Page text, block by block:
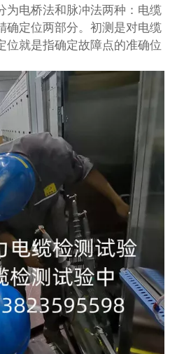
为电桥法和脉冲法两种：电缆
确定位两部分。初测是对电缆
位就是指确定故障点的准确位